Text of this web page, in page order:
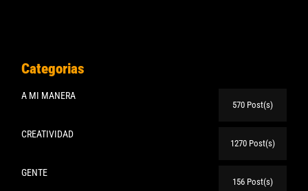
Categorias
A MI MANERA
570 Post(s)
CREATIVIDAD
1270 Post(s)
GENTE
156 Post(s)